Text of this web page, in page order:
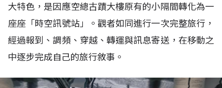
大特色，是因應空總古蹟大樓原有的小隔間轉化為一
座座「時空訊號站」。觀者如同進行一次完整旅行，
經過報到、調頻、穿越、轉運與訊息寄送，在移動之
中逐步完成自己的旅行敘事。